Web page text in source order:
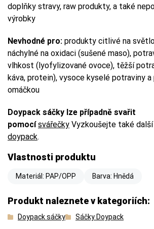
doplňky stravy, raw produkty, a také
výrobky
Nevhodné pro: produkty citlivé na
náchylné na oxidaci (sušené maso),
vlhkost (lyofylizované ovoce), těžší
káva, protein), vysoce kyselé potraviny
omáčkou
Doypack sáčky lze případně svařit
pomocí svářečky Vyzkoušejte také
doypack.
Vlastnosti produktu
Materiál: PAP/OPP Barva: Hnědá
Produkt naleznete v kategoriích:
Doypack sáčky Sáčky Doypack